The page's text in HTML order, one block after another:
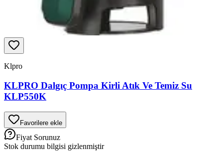
Klpro
KLPRO Dalgıç Pompa Kirli Atık Ve Temiz Su
KLP550K
Favorilere ekle
Fiyat Sorunuz
Stok durumu bilgisi gizlenmiştir